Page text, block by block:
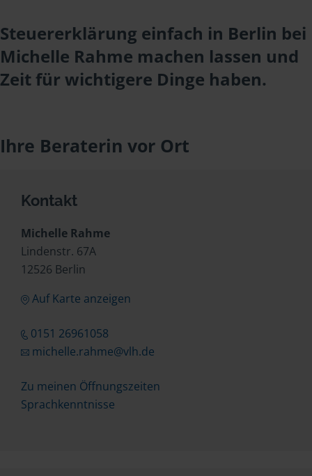
Steuererklärung einfach in Berlin bei
Michelle Rahme machen lassen und
Zeit für wichtigere Dinge haben.
Ihre Beraterin vor Ort
Kontakt
Michelle Rahme
Lindenstr. 67A
12526 Berlin
Auf Karte anzeigen
0151 26961058
michelle.rahme@vlh.de
Zu meinen Öffnungszeiten
Sprachkenntnisse